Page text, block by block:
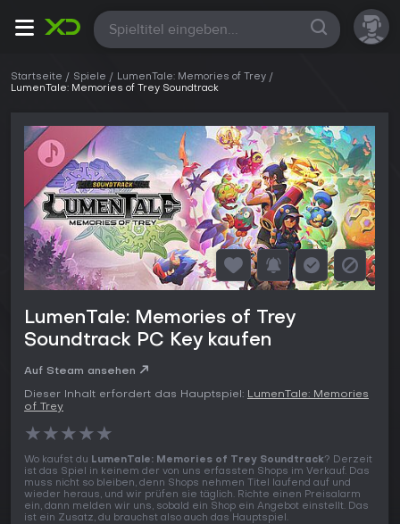
Alle
Startseite Spiele
LumenTale: Memories of Trey
LumenTale: Memories of Trey Soundtrack
LumenTale: Memories of Trey
Soundtrack PC Key kaufen
Auf Steam ansehen
Dieser Inhalt erfordert das Hauptspiel: LumenTale: Memories
of Trey
★★★★★
Wo kaufst du LumenTale: Memories of Trey Soundtrack? Derzeit
ist das Spiel in keinem der von uns erfassten Shops im Verkauf. Das
muss nicht so bleiben, denn Shops nehmen Titel laufend auf und
wieder heraus, und wir prüfen sie täglich. Richte einen Preisalarm
ein, dann melden wir uns, sobald ein Shop ein Angebot einstellt. Das
ist ein Zusatz, du brauchst also auch das Hauptspiel.